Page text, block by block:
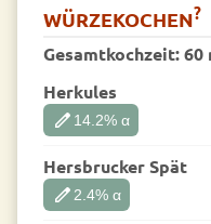
WÜRZEKOCHEN?
Gesamtkochzeit:60
Herkules
edit 14.2% α
Hersbrucker Spät
edit 2.4% α